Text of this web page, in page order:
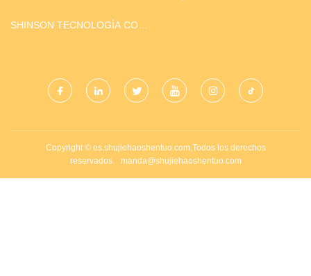
LIMITADO.
SHINSON TECNOLOGÍA CO.,
Copyright © es.shujiehaoshentuo.com,Todos los derechos
reservados. manda@shujiehaoshentuo.com